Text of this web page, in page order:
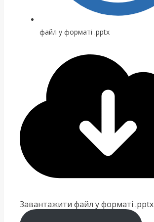
файл у форматі .pptx
Завантажити файл у форматі .pptx